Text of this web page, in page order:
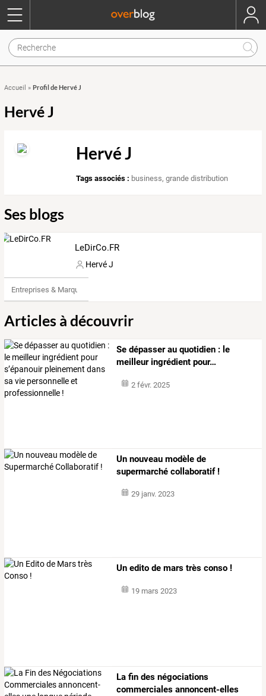
Accueil » Profil de Hervé J
Hervé J
Hervé J
Tags associés : business,grande distribution
Ses blogs
LeDirCo.FR
Hervé J
Entreprises & Marques
Articles à découvrir
Se dépasserau quotidien : le
meilleuringrédient pour…
2 févr. 2025
Un nouveau modèle de
supermarché collaboratif !
29 janv. 2023
Un edito de mars très conso !
19 mars 2023
La fin des négociations
commerciales annoncent-elles